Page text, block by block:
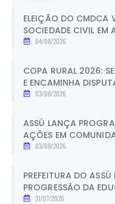
ELEIÇÃO DO CMDCA
SOCIEDADE CIVIL EM
04/08/2026
COPA RURAL 2026:
E ENCAMINHA
03/08/2026
ASSÚ LANÇA
AÇÕES EM
03/08/2026
PREFEITURA DO
PROGRESSÃO DA
31/07/2026